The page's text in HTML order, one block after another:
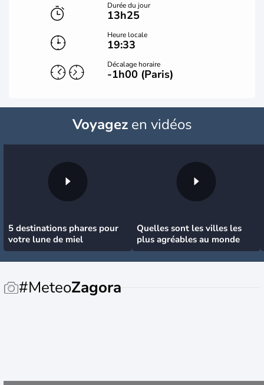
Durée du jour
13h25
Heure locale
19:33
Décalage horaire
-1h00 (Paris)
Voyagezen vidéos
5 destinations phares pour
votre lune de miel
Quelles sont les villes les
plus agréables au monde
#MeteoZagora